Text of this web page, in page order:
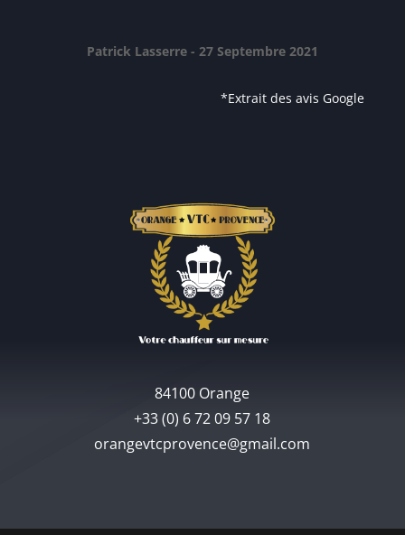
Patrick Lasserre - 27 Septembre 2021
*Extrait des avis Google
84100 Orange
+33 (0) 6 72 09 57 18
orangevtcprovence@gmail.com